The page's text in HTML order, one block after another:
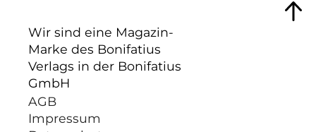
Wir sind eine Magazin-
Marke des Bonifatius
Verlags in der Bonifatius
GmbH
AGB
Impressum